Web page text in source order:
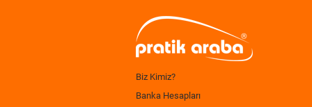
Biz Kimiz?
Banka Hesapları